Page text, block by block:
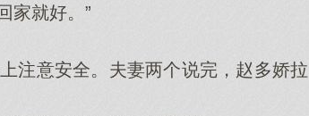
家就好。”
意安全。夫妻两个说完，赵多娇拉